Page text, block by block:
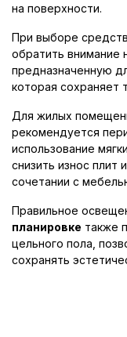
на поверхности.
При выборе
обратить внимание
предназначенную
которая сохраняет
Для жилых
рекомендуется
использование
снизить износ плит
сочетании с
Правильное
планировке также
цельного пола,
сохранять